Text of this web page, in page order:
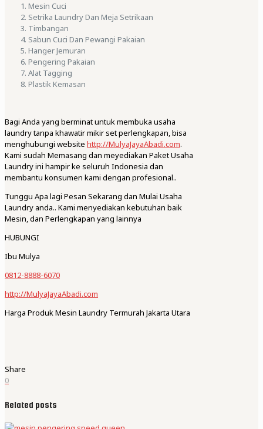
Mesin Cuci
Setrika Laundry Dan Meja Setrikaan
Timbangan
Sabun Cuci Dan Pewangi Pakaian
Hanger Jemuran
Pengering Pakaian
Alat Tagging
Plastik Kemasan
Bagi Anda yang berminat untuk membuka usaha
laundry tanpa khawatir mikir set perlengkapan, bisa
menghubungi website http://MulyaJayaAbadi.com.
Kami sudah Memasang dan meyediakan Paket Usaha
Laundry ini hampir ke seluruh Indonesia dan
membantu konsumen kami dengan profesional..
Tunggu Apa lagi Pesan Sekarang dan Mulai Usaha
Laundry anda.. Kami menyediakan kebutuhan baik
Mesin, dan Perlengkapan yang lainnya
HUBUNGI
Ibu Mulya
0812-8888-6070
http://MulyaJayaAbadi.com
Harga Produk Mesin Laundry Termurah Jakarta Utara
Share
0
Related posts